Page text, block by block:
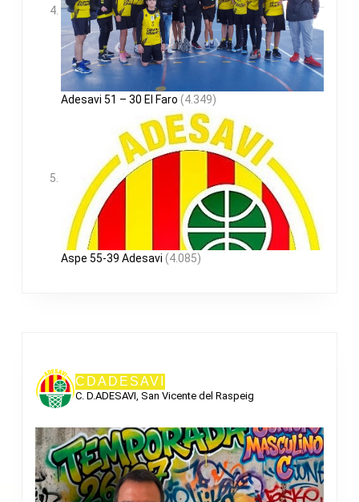
Adesavi 51 – 30 El Faro (4.349)
Aspe 55-39 Adesavi (4.085)
CDADESAVI
C. D.ADESAVI, San Vicente del Raspeig